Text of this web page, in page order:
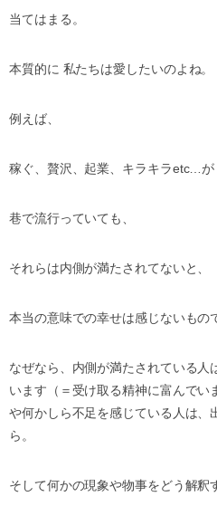
当てはまる。
本質的に 私たちは愛したいのよね。
例えば、
稼ぐ、贅沢、起業、キラキラetc…が
巷で流行っていても、
それらは内側が満たされてないと、
本当の意味での幸せは感じないもの
なぜなら、内側が満たされている人
います（＝受け取る精神に富んでい
や何かしら不足を感じている人は、
ら。
そして何かの現象や物事をどう解釈